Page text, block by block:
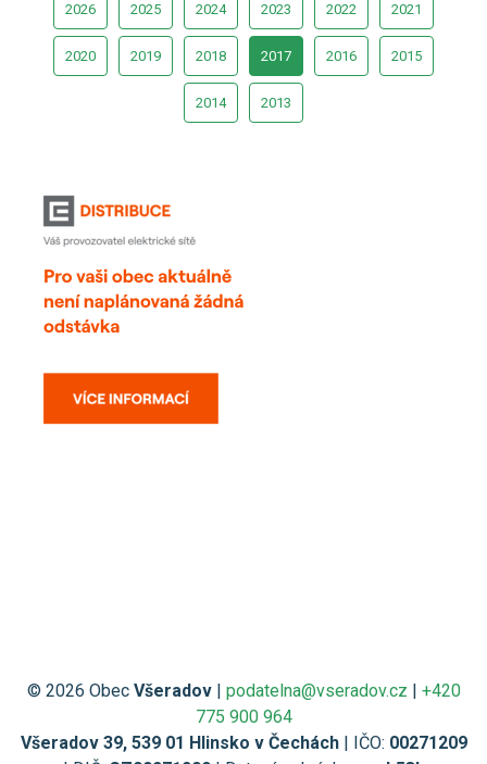
2026 2025 2024 2023 2022 2021
2020 2019 2018 2017 2016 2015
2014 2013
© 2026 Obec Všeradov| podatelna@vseradov.cz | +420
775 900 964
Všeradov 39, 539 01 Hlinsko v Čechách| IČO: 00271209